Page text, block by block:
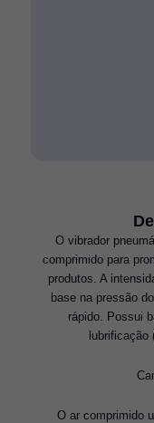
O vibrador
comprimido para
produtos. A
base na pressão
rápido. Possui
lubrificação
O ar comprimido